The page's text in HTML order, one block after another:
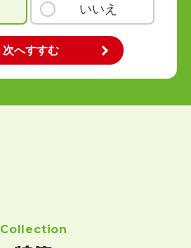
いいえ
Collection